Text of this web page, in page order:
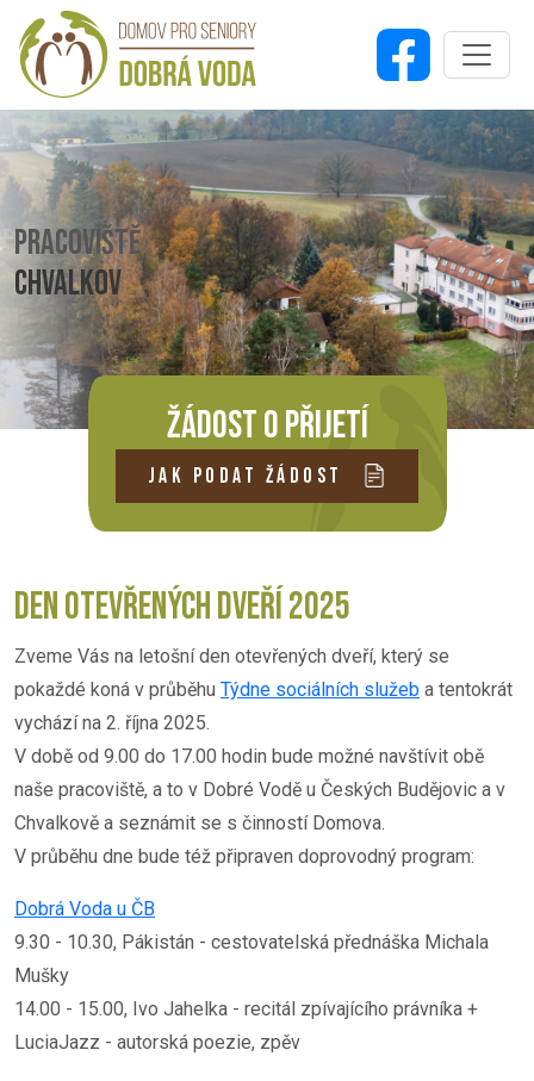
PRACOVIŠTĚ
CHVALKOV
ŽÁDOST O PŘIJETÍ
JAK PODAT ŽÁDOST
DEN OTEVŘENÝCH DVEŘÍ 2025
Zveme Vás na letošní den otevřených dveří, který se
pokaždé koná v průběhu Týdne sociálních služeb a tentokrát
vychází na 2. října 2025.
V době od 9.00 do 17.00 hodin bude možné navštívit obě
naše pracoviště, a to v Dobré Vodě u Českých Budějovic a v
Chvalkově a seznámit se s činností Domova.
V průběhu dne bude též připraven doprovodný program:
Dobrá Voda u ČB
9.30 - 10.30, Pákistán - cestovatelská přednáška Michala
Mušky
14.00 - 15.00, Ivo Jahelka - recitál zpívajícího právníka +
LuciaJazz - autorská poezie, zpěv